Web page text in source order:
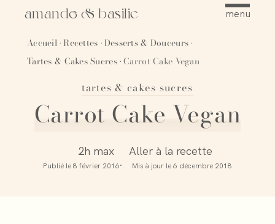
amande & basilic menu
Accueil · Recettes · Desserts & Douceurs ·
Tartes & Cakes Sucres · Carrot Cake Vegan
tartes & cakes sucres
Carrot Cake Vegan
2h max Aller à la recette
Publié le8 février 2016 Mis à jour le6 décembre 2018